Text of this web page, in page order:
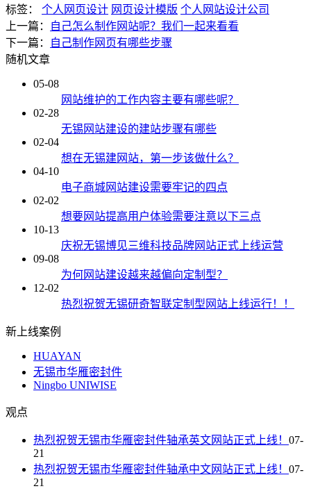
标签：
个人网页设计 网页设计模版 个人网站设计公司
上一篇：
自己怎么制作网站呢？我们一起来看看
下一篇：
自己制作网页有哪些步骤
随机文章
05-08
网站维护的工作内容主要有哪些呢？
02-28
无锡网站建设的建站步骤有哪些
02-04
想在无锡建网站，第一步该做什么？
04-10
电子商城网站建设需要牢记的四点
02-02
想要网站提高用户体验需要注意以下三点
10-13
庆祝无锡博见三维科技品牌网站正式上线运营
09-08
为何网站建设越来越偏向定制型？
12-02
热烈祝贺无锡研奇智联定制型网站上线运行！！
新上线案例
HUAYAN
无锡市华雁密封件
Ningbo UNIWISE
观点
热烈祝贺无锡市华雁密封件轴承英文网站正式上线！ 07-
21
热烈祝贺无锡市华雁密封件轴承中文网站正式上线！ 07-
21